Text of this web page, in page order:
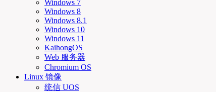
Windows 7
Windows 8
Windows 8.1
Windows 10
Windows 11
KaihongOS
Web 服务器
Chromium OS
Linux 镜像
统信 UOS